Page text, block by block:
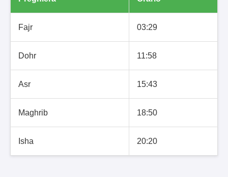
Fajr 03:29
Dohr 11:58
Asr 15:43
Maghrib 18:50
Isha 20:20